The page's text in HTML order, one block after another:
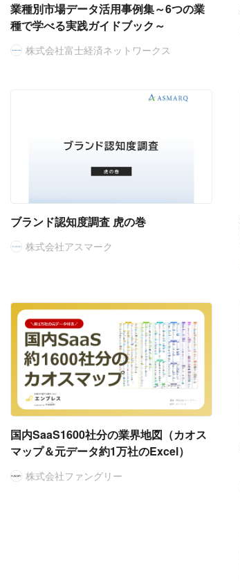
業種別市場データ活用事例集～6つの業
種で学べる実践ガイドブック～
株式会社富士経済ネットワークス
ブランド認知度調査 虎の巻
株式会社アスマーク
国内SaaS1600社分の業界地図（カオス
マップ＆元データ約1万社のExcel）
株式会社ファングリー